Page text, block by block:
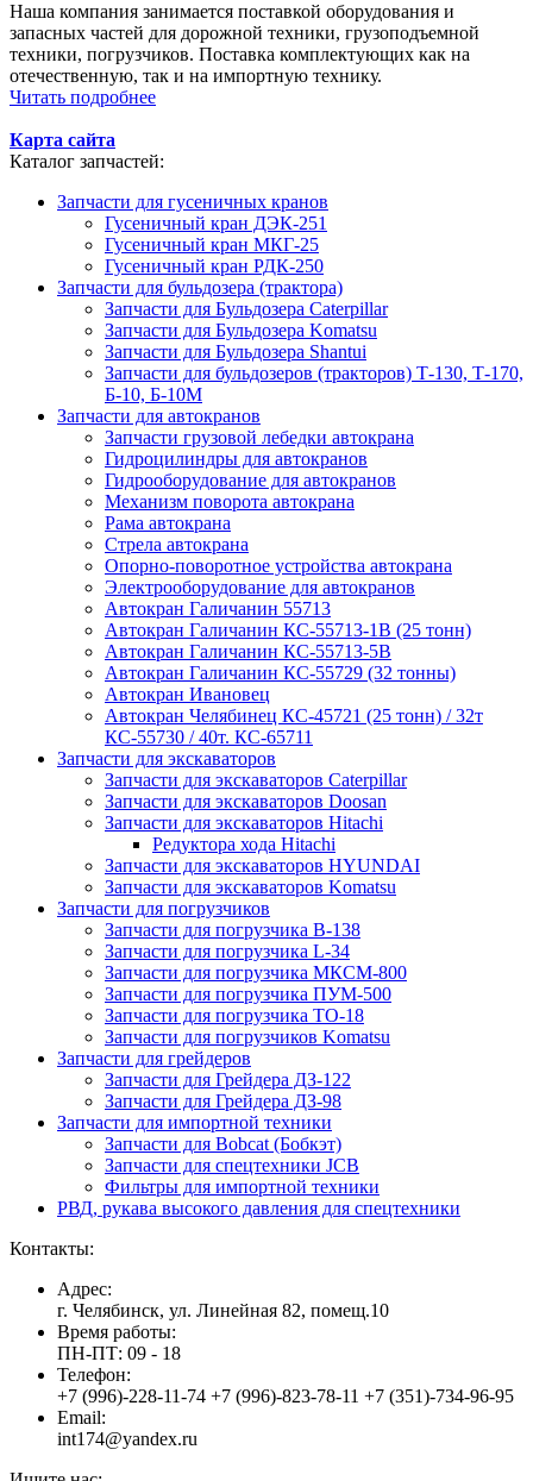
Наша компания занимается поставкой оборудования и
запасных частей для дорожной техники, грузоподъемной
техники, погрузчиков. Поставка комплектующих как на
отечественную, так и на импортную технику.
Читать подробнее
Карта сайта
Каталог запчастей:
Запчасти для гусеничных кранов
Гусеничный кран ДЭК-251
Гусеничный кран МКГ-25
Гусеничный кран РДК-250
Запчасти для бульдозера (трактора)
Запчасти для Бульдозера Caterpillar
Запчасти для Бульдозера Komatsu
Запчасти для Бульдозера Shantui
Запчасти для бульдозеров (тракторов) Т-130, Т-170,
Б-10, Б-10М
Запчасти для автокранов
Запчасти грузовой лебедки автокрана
Гидроцилиндры для автокранов
Гидрооборудование для автокранов
Механизм поворота автокрана
Рама автокрана
Стрела автокрана
Опорно-поворотное устройства автокрана
Электрооборудование для автокранов
Автокран Галичанин 55713
Автокран Галичанин КС-55713-1В (25 тонн)
Автокран Галичанин КС-55713-5В
Автокран Галичанин КС-55729 (32 тонны)
Автокран Ивановец
Автокран Челябинец КС-45721 (25 тонн) / 32т
КС-55730 / 40т. КС-65711
Запчасти для экскаваторов
Запчасти для экскаваторов Caterpillar
Запчасти для экскаваторов Doosan
Запчасти для экскаваторов Hitachi
Редуктора хода Hitachi
Запчасти для экскаваторов HYUNDAI
Запчасти для экскаваторов Komatsu
Запчасти для погрузчиков
Запчасти для погрузчика B-138
Запчасти для погрузчика L-34
Запчасти для погрузчика МКСМ-800
Запчасти для погрузчика ПУМ-500
Запчасти для погрузчика ТО-18
Запчасти для погрузчиков Komatsu
Запчасти для грейдеров
Запчасти для Грейдера ДЗ-122
Запчасти для Грейдера ДЗ-98
Запчасти для импортной техники
Запчасти для Bobcat (Бобкэт)
Запчасти для спецтехники JCB
Фильтры для импортной техники
РВД, рукава высокого давления для спецтехники
Контакты:
Адрес:
г. Челябинск, ул. Линейная 82, помещ.10
Время работы:
ПН-ПТ: 09 - 18
Телефон:
+7 (996)-228-11-74 +7 (996)-823-78-11 +7 (351)-734-96-95
Email:
int174@yandex.ru